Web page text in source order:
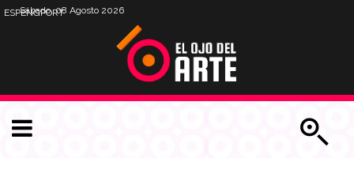
Sábado, 08 Agosto 2026
ESPENGPORT